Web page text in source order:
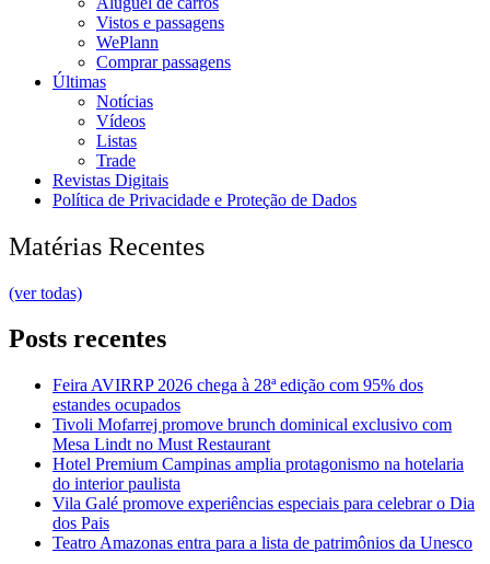
Vistos e passagens
WePlann
Comprar passagens
Últimas
Notícias
Vídeos
Listas
Trade
Revistas Digitais
Política de Privacidade e Proteção de Dados
Matérias Recentes
(ver todas)
Posts recentes
Feira AVIRRP 2026 chega à 28ª edição com 95% dos
estandes ocupados
Tivoli Mofarrej promove brunch dominical exclusivo com
Mesa Lindt no Must Restaurant
Hotel Premium Campinas amplia protagonismo na hotelaria
do interior paulista
Vila Galé promove experiências especiais para celebrar o Dia
dos Pais
Teatro Amazonas entra para a lista de patrimônios da Unesco